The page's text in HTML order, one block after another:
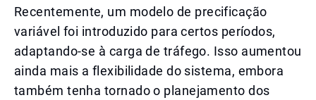
Recentemente, um modelo de precificação
variável foi introduzido para certos períodos,
adaptando-se à carga de tráfego. Isso aumentou
ainda mais a flexibilidade do sistema, embora
também tenha tornado o planejamento dos